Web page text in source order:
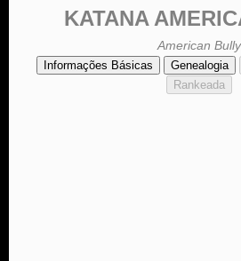
KATANA
American Bully
Informações Básicas Genealogia
Rankeada